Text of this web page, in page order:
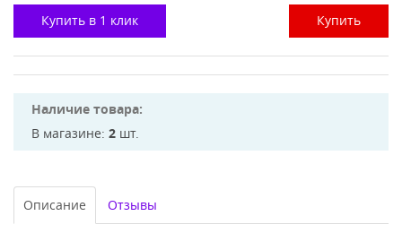
Купить в 1 клик Купить
Наличие товара:
В магазине: 2 шт.
Описание Отзывы